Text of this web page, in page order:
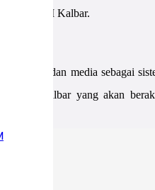
MPI PWM Kalbar.
dan media sebagai
Kalbar yang akan